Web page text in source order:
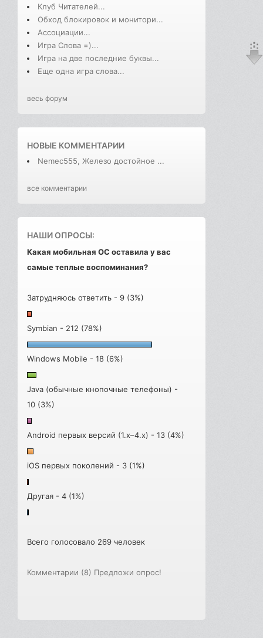
Клуб Читателей...
Обход блокировок и монитори...
Ассоциации...
Игра Слова =)...
Игра на две последние буквы...
Еще одна игра слова...
весь форум
НОВЫЕ КОММЕНТАРИИ
Nemec555, Железо достойное ...
все комментарии
НАШИ ОПРОСЫ:
Какая мобильная ОС оставила у вас
самые теплые воспоминания?
Затрудняюсь ответить - 9 (3%)
Symbian - 212 (78%)
Windows Mobile - 18 (6%)
Java (обычные кнопочные телефоны) -
10 (3%)
Android первых версий (1.x–4.x) - 13 (4%)
iOS первых поколений - 3 (1%)
Другая - 4 (1%)
Всего голосовало 269 человек
Комментарии (8) Предложи опрос!